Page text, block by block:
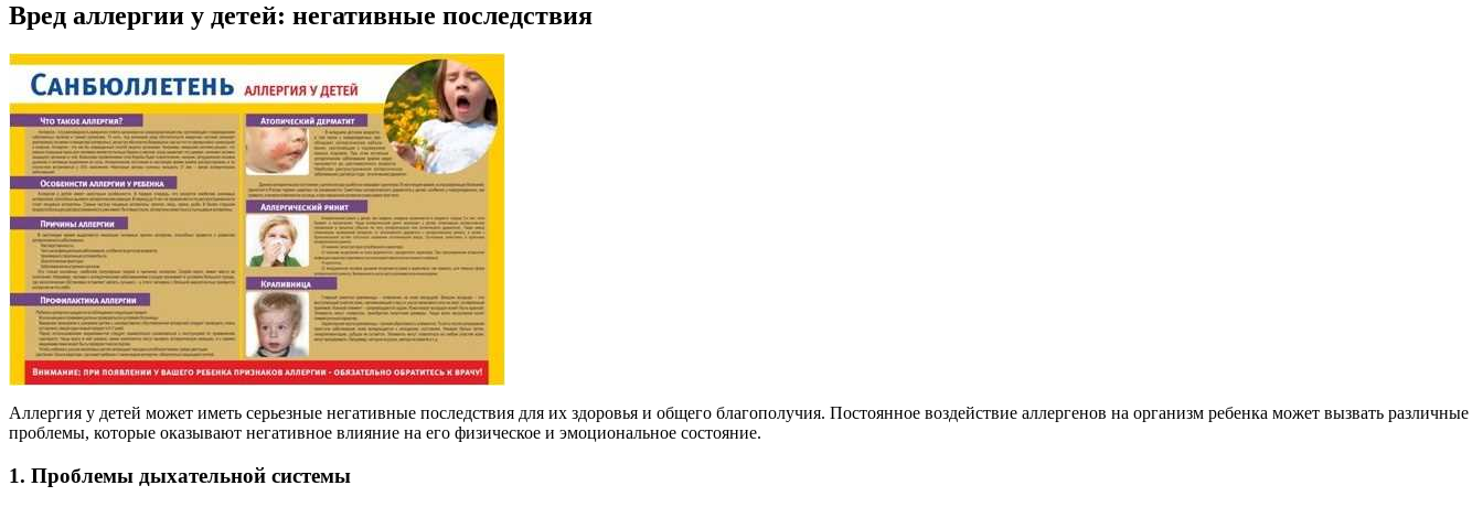
Вред аллергии у детей: негативные последствия
Аллергия у детей может иметь серьезные негативные последствия для их здоровья и общего благополучия. Постоянное воздействие аллергенов на организм ребенка может вызвать различные
проблемы, которые оказывают негативное влияние на его физическое и эмоциональное состояние.
1. Проблемы дыхательной системы